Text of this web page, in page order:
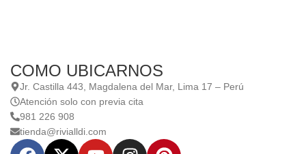
COMO UBICARNOS
Jr. Castilla 443, Magdalena del Mar, Lima 17 – Perú
Atención solo con previa cita
981 226 908
tienda@rivialldi.com